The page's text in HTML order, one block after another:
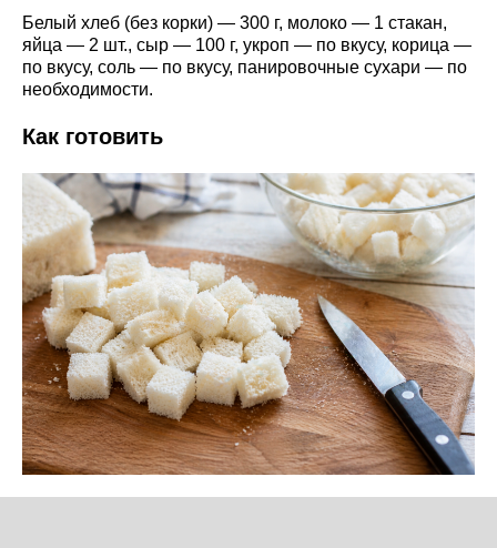
Белый хлеб (без корки) — 300 г, молоко — 1 стакан,
яйца — 2 шт., сыр — 100 г, укроп — по вкусу, корица —
по вкусу, соль — по вкусу, панировочные сухари — по
необходимости.
Как готовить